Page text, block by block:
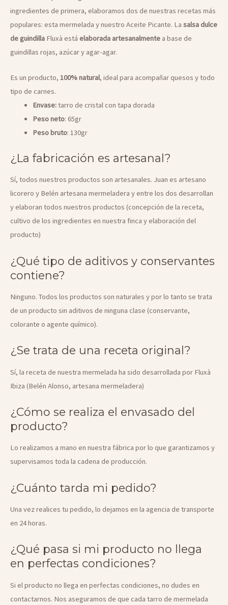
ingredientes de primera, elaboramos dos de nuestras recetas más
populares: esta mermelada y nuestro Aceite Picante. La salsa dulce
de guindilla Fluxà está elaborada artesanalmente a base de
guindillas rojas, azúcar y agar-agar.
Es un producto, 100% natural, ideal para acompañar quesos y todo
tipo de carnes.
Envase:tarro de cristal con tapa dorada
Peso neto: 65gr
Peso bruto: 130gr
¿La fabricación es artesanal?
Sí, todos nuestros productos son artesanales. Juan es artesano
licorero y Belén artesana mermeladera y entre los dos desarrollan
y elaboran todos nuestros productos (concepción de la receta,
cultivo de los ingredientes en nuestra finca y elaboración del
producto)
¿Qué tipo de aditivos y conservantes
contiene?
Ninguno. Todos los productos son naturales y por lo tanto se trata
de un producto sin aditivos de ninguna clase (conservante,
colorante o agente químico).
¿Se trata de una receta original?
Sí, la receta de nuestra mermelada ha sido desarrollada por Fluxà
Ibiza (Belén Alonso, artesana mermeladera)
¿Cómo se realiza el envasado del
producto?
Lo realizamos a mano en nuestra fábrica por lo que garantizamos y
supervisamos toda la cadena de producción.
¿Cuánto tarda mi pedido?
Una vez realices tu pedido, lo dejamos en la agencia de transporte
en 24 horas.
¿Qué pasa si mi producto no llega
en perfectas condiciones?
Si el producto no llega en perfectas condiciones, no dudes en
contactarnos. Nos aseguramos de que cada tarro de mermelada